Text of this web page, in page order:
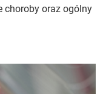
choroby oraz ogólny